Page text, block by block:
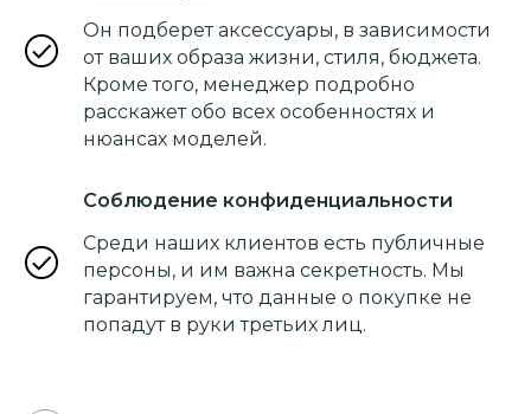
Он подберет аксессуары, в зависимости
от ваших образа жизни, стиля, бюджета.
Кроме того, менеджер подробно
расскажет обо всех особенностях и
нюансах моделей.
Соблюдение конфиденциальности
Среди наших клиентов есть публичные
персоны, и им важна секретность. Мы
гарантируем, что данные о покупке не
попадут в руки третьих лиц.